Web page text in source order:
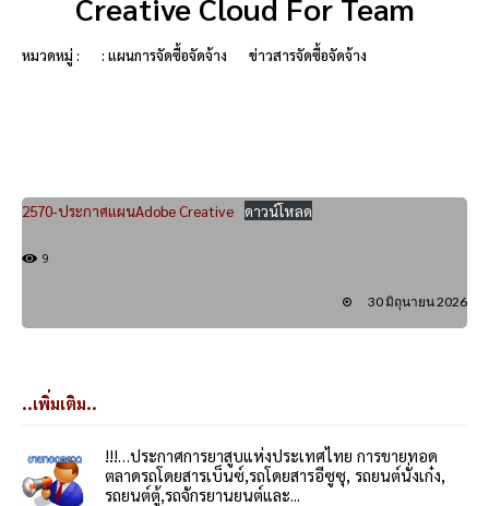
หมวดหมู่ : : แผนการจัดซื้อจัดจ้าง ข่าวสารจัดซื้อจัดจ้าง
2570-ประกาศแผนAdobe Creative ดาวน์โหลด
9
30 มิถุนายน 2026
..เพิ่มเติม..
!!!…ประกาศการยาสูบแห่งประเทศไทย การขายทอด
ตลาดรถโดยสารเบ็นซ์,รถโดยสารอีซูซุ, รถยนต์นั่งเก๋ง,
รถยนต์ตู้,รถจักรยานยนต์และ...